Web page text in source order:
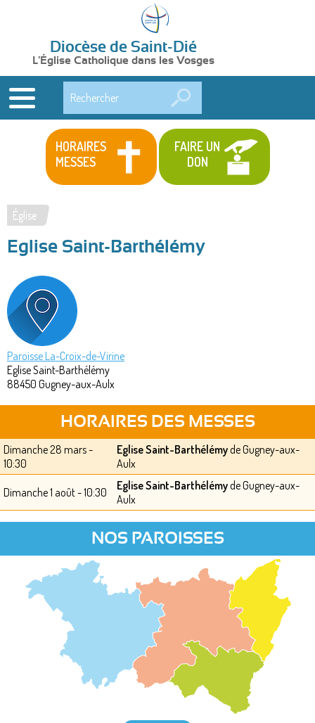
Diocèse de Saint-Dié
L'Église Catholique dans les Vosges
HORAIRES
MESSES
FAIRE UN
DON
Vous
êtes
ici
Église
Eglise Saint-Barthélémy
Paroisse La-Croix-de-Virine
Eglise Saint-Barthélémy
88450 Gugney-aux-Aulx
HORAIRES DES MESSES
Dimanche 28 mars -
10:30
Eglise Saint-Barthélémyde Gugney-aux-
Aulx
Dimanche 1 août - 10:30 Eglise Saint-Barthélémyde Gugney-aux-
Aulx
NOS PAROISSES